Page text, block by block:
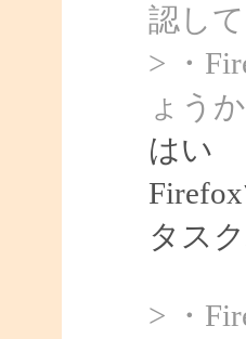
認し
> ・
ょう
はい
タス
> ・